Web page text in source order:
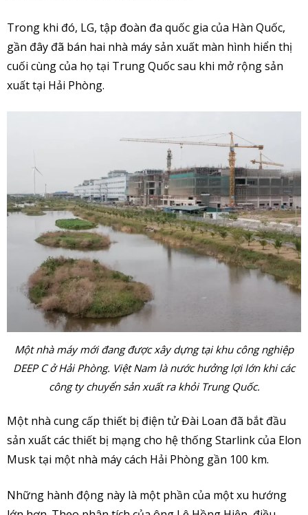
Trong khi đó, LG, tập đoàn đa quốc gia của Hàn Quốc,
gần đây đã bán hai nhà máy sản xuất màn hình hiển thị
cuối cùng của họ tại Trung Quốc sau khi mở rộng sản
xuất tại Hải Phòng.
Một nhà máy mới đang được xây dựng tại khu công nghiệp
DEEP C ở Hải Phòng. Việt Nam là nước hưởng lợi lớn khi các
công ty chuyển sản xuất ra khỏi Trung Quốc.
Một nhà cung cấp thiết bị điện tử Đài Loan đã bắt đầu
sản xuất các thiết bị mạng cho hệ thống Starlink của Elon
Musk tại một nhà máy cách Hải Phòng gần 100 km.
Những hành động này là một phần của một xu hướng